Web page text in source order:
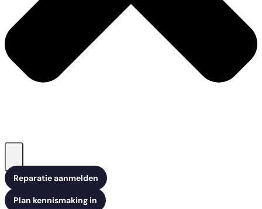
Reparatie aanmelden
Plan kennismaking in